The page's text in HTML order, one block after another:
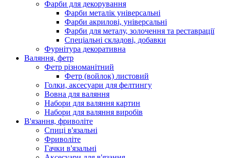
Фарби для декорування
Фарби металік універсальні
Фарби акрилові, універсальні
Фарби для металу, золочення та реставрації
Спеціальні складові, добавки
Фурнітура декоративна
Валяння, фетр
Фетр різноманітний
Фетр (войлок) листовий
Голки, аксесуари для фелтингу
Вовна для валяння
Набори для валяння картин
Набори для валяння виробів
В'язання, фриволіте
Спиці в'язальні
Фриволіте
Гачки в'язальні